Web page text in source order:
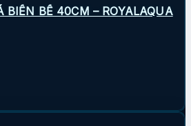
BIỂN BỂ 40CM – ROYALAQUA